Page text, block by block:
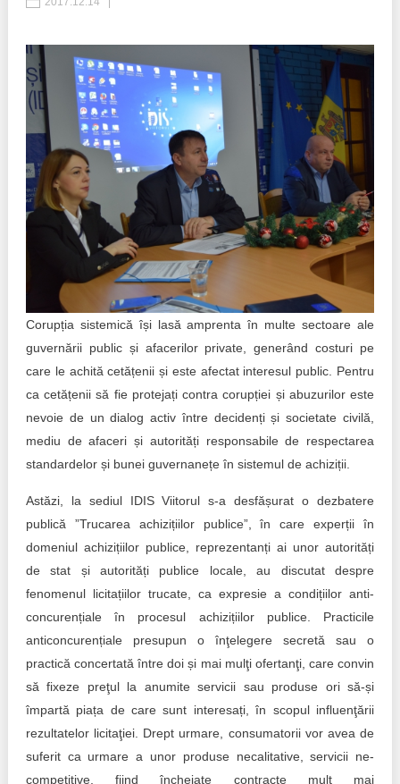
Inițiative în derulare
Inițiative desfășurate
Manual de proceduri
Note & poziții​
Organigrama IDIS
Anunțuri
Consiliul consulativ internațional IDIS
Bunele practici
Laborator sociometric
Transparența guvernării locale
People Watch
Proces democratic
Agenda Națională de Business
Puterea hibridă
Trend Hunter
Buletin EU-STRAT
Transparența întreprinderilor de stat
Cele mai bune și cele mai proaste politici locale din
Democrația, independența și transparența instituțiilor
publice-cheie din Moldova
Achiziții publice
Corupția sistemică își lasă amprenta în multe sectoare ale
guvernării public și afacerilor private, generând costuri pe
care le achită cetățenii și este afectat interesul public. Pentru
ca cetățenii să fie protejați contra corupției și abuzurilor este
nevoie de un dialog activ între decidenți și societate civilă,
mediu de afaceri și autorități responsabile de respectarea
standardelor și bunei guvernanețe în sistemul de achiziții.
Astăzi, la sediul IDIS Viitorul s-a desfășurat o dezbatere
publică ”Trucarea achizițiilor publice”, în care experții în
domeniul achizițiilor publice, reprezentanți ai unor autorități
de stat și autorități publice locale, au discutat despre
fenomenul licitațiilor trucate, ca expresie a condițiilor anti-
concurențiale în procesul achizițiilor publice. Practicile
anticoncurențiale presupun o înţelegere secretă sau o
practică concertată între doi și mai mulţi ofertanţi, care convin
să fixeze preţul la anumite servicii sau produse ori să-și
împartă piața de care sunt interesați, în scopul influenţării
rezultatelor licitaţiei. Drept urmare, consumatorii vor avea de
suferit ca urmare a unor produse necalitative, servicii ne-
competitive, fiind încheiate contracte mult mai